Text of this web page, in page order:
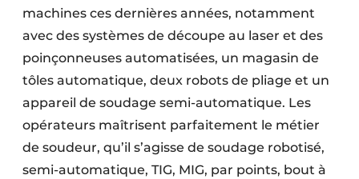
machines ces dernières années, notamment
avec des systèmes de découpe au laser et des
poinçonneuses automatisées, un magasin de
tôles automatique, deux robots de pliage et un
appareil de soudage semi-automatique. Les
opérateurs maîtrisent parfaitement le métier
de soudeur, qu’il s’agisse de soudage robotisé,
semi-automatique, TIG, MIG, par points, bout à